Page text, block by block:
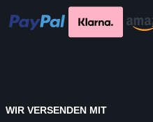
WIR VERSENDEN MIT